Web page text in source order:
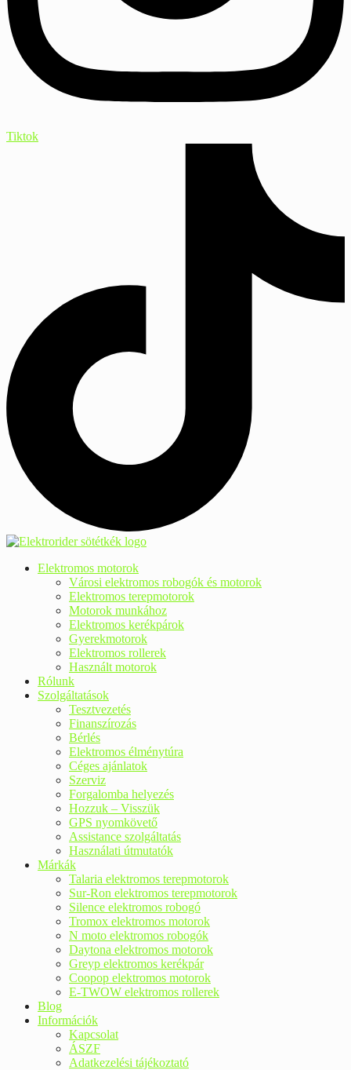
Tiktok
Elektromos motorok
Városi elektromos robogók és motorok
Elektromos terepmotorok
Motorok munkához
Elektromos kerékpárok
Gyerekmotorok
Elektromos rollerek
Használt motorok
Rólunk
Szolgáltatások
Tesztvezetés
Finanszírozás
Bérlés
Elektromos élménytúra
Céges ajánlatok
Szerviz
Forgalomba helyezés
Hozzuk – Visszük
GPS nyomkövető
Assistance szolgáltatás
Használati útmutatók
Márkák
Talaria elektromos terepmotorok
Sur-Ron elektromos terepmotorok
Silence elektromos robogó
Tromox elektromos motorok
N moto elektromos robogók
Daytona elektromos motorok
Greyp elektromos kerékpár
Coopop elektromos motorok
E-TWOW elektromos rollerek
Blog
Információk
Kapcsolat
ÁSZF
Adatkezelési tájékoztató